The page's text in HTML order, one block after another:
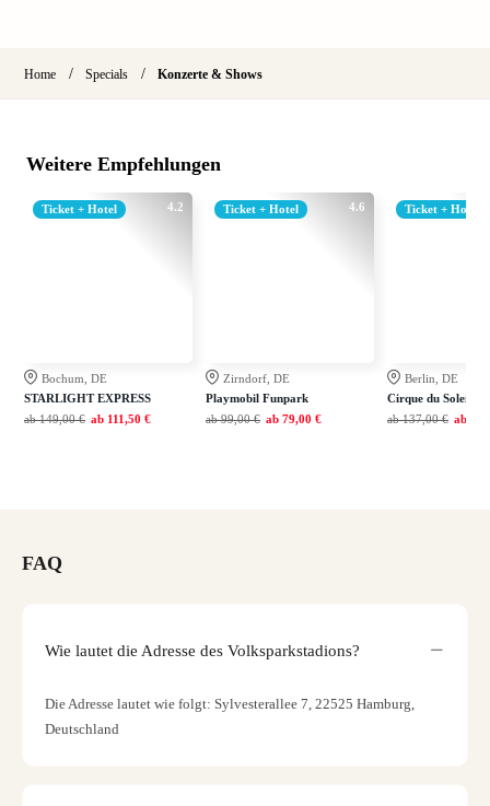
Home / Specials / Konzerte & Shows
Weitere Empfehlungen
4.2
Ticket + Hotel
Bochum, DE
STARLIGHT EXPRESS
ab 149,00 € ab 111,50 €
4.6
Ticket + Hotel
Zirndorf, DE
Playmobil Funpark
ab 99,00 € ab 79,00 €
Ticket + Hotel
Berlin, DE
Cirque du Soleil
ab 137,00 € ab
FAQ
Wie lautet die Adresse des Volksparkstadions?
Die Adresse lautet wie folgt: Sylvesterallee 7, 22525 Hamburg,
Deutschland